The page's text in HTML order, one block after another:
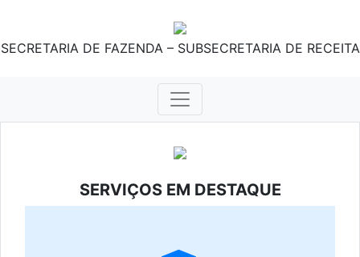
SECRETARIA DE FAZENDA – SUBSECRETARIA DE RECEITA
SERVIÇOS EM DESTAQUE